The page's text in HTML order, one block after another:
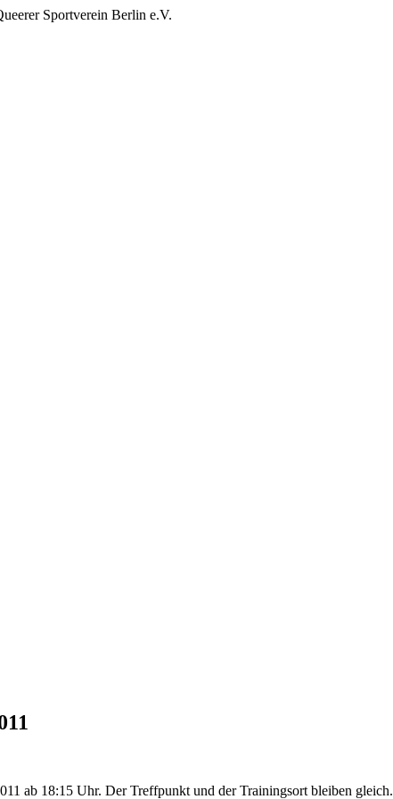
Sportverein Berlin e.V.
ab 18:15 Uhr. Der Treffpunkt und der Trainingsort bleiben gleich.